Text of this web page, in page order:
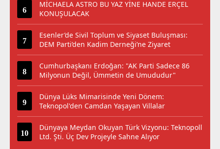
MİCHAELA ASTRO BU YAZ YİNE HANDE ERÇEL
KONUŞULACAK
Esenler’de Sivil Toplum ve Siyaset Buluşması:
DEM Parti’den Kadim Derneği’ne Ziyaret
Cumhurbaşkanı Erdoğan: "AK Parti Sadece 86
Milyonun Değil, Ümmetin de Umududur"
Dünya Lüks Mimarisinde Yeni Dönem:
Teknopol'den Camdan Yaşayan Villalar
Dünyaya Meydan Okuyan Türk Vizyonu: Teknopoll
Ltd. Şti. Üç Dev Projeyle Sahne Alıyor